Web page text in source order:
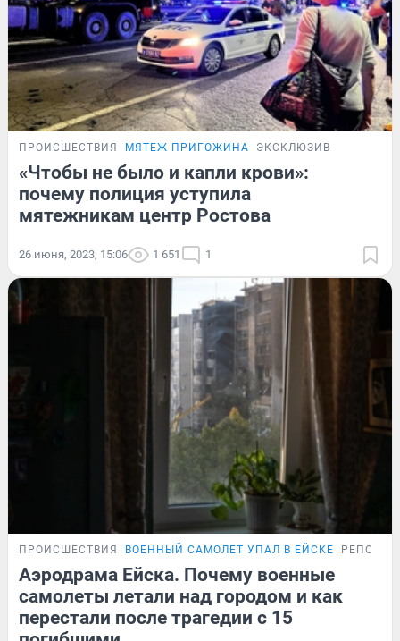
ПРОИСШЕСТВИЯ МЯТЕЖ ПРИГОЖИНА ЭКСКЛЮЗИВ
«Чтобы не было и капли крови»:
почему полиция уступила
мятежникам центр Ростова
26 июня, 2023, 15:06 1 651 1
ПРОИСШЕСТВИЯ ВОЕННЫЙ САМОЛЕТ УПАЛ В ЕЙСКЕ
Аэродрама Ейска. Почему военные
самолеты летали над городом и как
перестали после трагедии с 15